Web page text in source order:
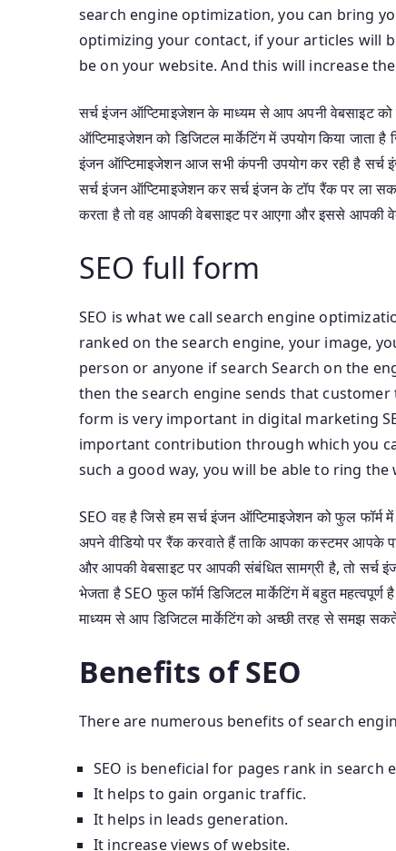
search engine optimization, you can bring
optimizing your contact, if your articles will
be on your website. And this will increase
सर्च इंजन ऑप्टिमाइजेशन के माध्यम से आप अपनी वेबसाइट
ऑप्टिमाइजेशन को डिजिटल मार्केटिंग में उपयोग किया जाता
इंजन ऑप्टिमाइजेशन आज सभी कंपनी उपयोग कर रही है
सर्च इंजन ऑप्टिमाइजेशन कर सर्च इंजन के टॉप रैंक पर ला
करता है तो वह आपकी वेबसाइट पर आएगा और इससे आपकी
SEO full form
SEO is what we call search engine
ranked on the search engine, your image,
person or anyone if search Search on the
then the search engine sends that
form is very important in digital marketing
important contribution through which you
such a good way, you will be able to ring the
SEO वह है जिसे हम सर्च इंजन ऑप्टिमाइजेशन को फुल
अपने वीडियो पर रैंक करवाते हैं ताकि आपका कस्टमर आपके
और आपकी वेबसाइट पर आपकी संबंधित सामग्री है, तो सर्च
भेजता है SEO फुल फॉर्म डिजिटल मार्केटिंग में बहुत महत्वपूर्ण
माध्यम से आप डिजिटल मार्केटिंग को अच्छी तरह से समझ
Benefits of SEO
There are numerous benefits of search
SEO is beneficial for pages rank in search
It helps to gain organic traffic.
It helps in leads generation.
It increase views of website.